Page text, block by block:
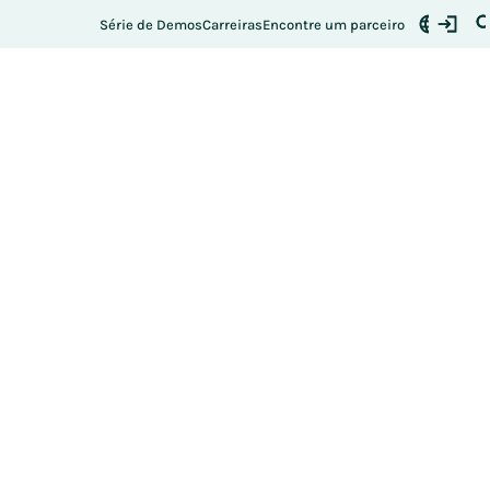
Série de DemosCarreirasEncontre um parceiro